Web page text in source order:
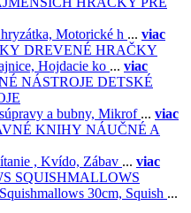
Motorické h ... viac
DREVENÉ HRAČKY
Hojdacie ko ... viac
DETSKÉ
a bubny, Mikrof ... viac
NÁUČNÉ A
, Kvído, Zábav ... viac
SQUISHMALLOWS
Squishmallows 30cm, Squish ...